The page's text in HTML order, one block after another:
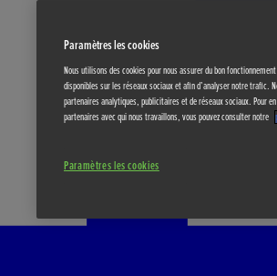
Paramètres les cookies
Nous utilisons des cookies pour nous assurer du bon
disponibles sur les réseaux sociaux et afin d’analyser notre trafic.
partenaires analytiques, publicitaires et de réseaux sociaux. Pour
partenaires avec qui nous travaillons, vous pouvez consulter notre
Paramètres les cookies